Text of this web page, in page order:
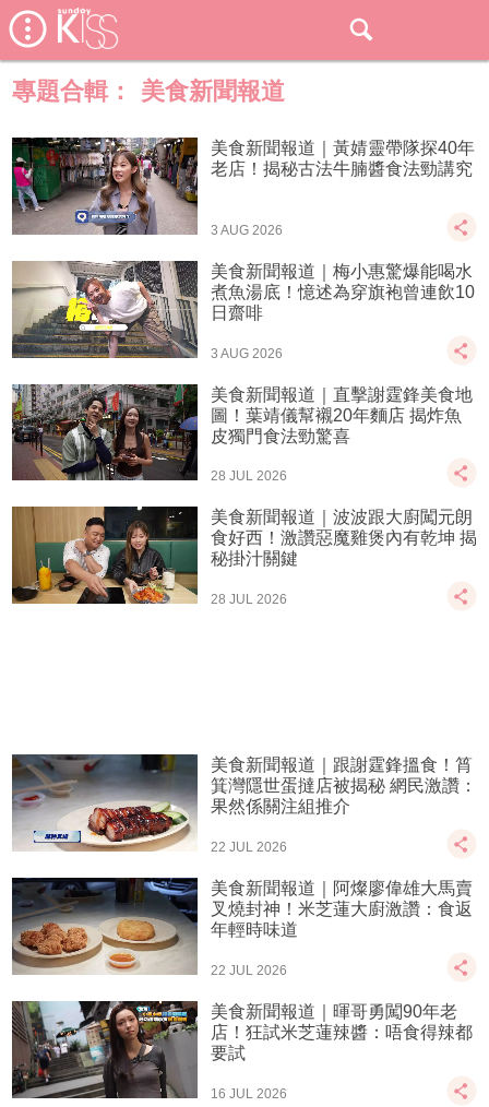
專題合輯： 美食新聞報道
美食新聞報道｜黃婧靈帶隊探40年
老店！揭秘古法牛腩醬食法勁講究
3 AUG 2026
美食新聞報道｜梅小惠驚爆能喝水
煮魚湯底！憶述為穿旗袍曾連飲10
日齋啡
3 AUG 2026
美食新聞報道｜直擊謝霆鋒美食地
圖！葉靖儀幫襯20年麵店 揭炸魚
皮獨門食法勁驚喜
28 JUL 2026
美食新聞報道｜波波跟大廚闖元朗
食好西！激讚惡魔雞煲內有乾坤 揭
秘掛汁關鍵
28 JUL 2026
美食新聞報道｜跟謝霆鋒搵食！筲
箕灣隱世蛋撻店被揭秘 網民激讚：
果然係關注組推介
22 JUL 2026
美食新聞報道｜阿燦廖偉雄大馬賣
叉燒封神！米芝蓮大廚激讚：食返
年輕時味道
22 JUL 2026
美食新聞報道｜暉哥勇闖90年老
店！狂試米芝蓮辣醬：唔食得辣都
要試
16 JUL 2026